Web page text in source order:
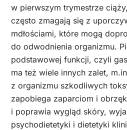
w pierwszym trymestrze
często zmagają się z
mdłościami, które mogą
do odwodnienia organizmu.
podstawowej funkcji, czyli
ma też wiele innych zalet,
z organizmu szkodliwych
zapobiega zaparciom i
i poprawia wygląd skóry,
psychodietetyki i dietetyki